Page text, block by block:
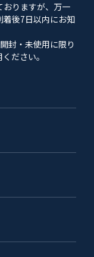
おりますが、万一
着後7日以内にお知
封・未使用に限り
ださい。